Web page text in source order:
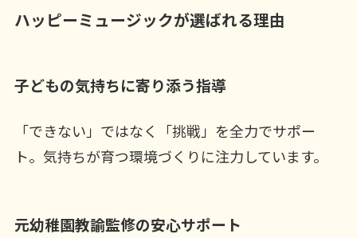
ハッピーミュージックが選ばれる理由
子どもの気持ちに寄り添う指導
「できない」ではなく「挑戦」を全力でサポー
ト。気持ちが育つ環境づくりに注力しています。
元幼稚園教諭監修の安心サポート